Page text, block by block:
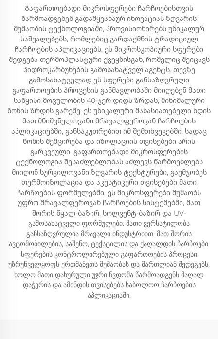
Გაფართოებადი მიკროსფერები ჩარჩოებისთვის
წარმოადგენენ გადამყვანაურ ინოვაციას ზღვარის
მუშაობის ტექნოლოგიაში, პროვისიონირებს უნიკალურ
საშუალებებს, რომლებიც გარდაქმნის ტრადიციულ
ჩარჩოების აპლიკაციებს. ეს მიკროსკოპიური სფერები
შედგება თერმოპლასტური ქვეყნისგან, რომელიც შეიცავს
ჰიდროკარბუნების გამოსახატველ აგენტს. თევზე
გამოსახატველად ეს სფერები განსაზღვრული
გაფართოების პროცესის განმავლობაში მიიღებენ მათი
საწყისი მოცულობის 40-ჯერ დიდს ზრდას, მინიმალური
წონის ზრდის გარეშე. ეს უნიკალური მახასიათებელი ხდის
მათ მნიშვნელოვანი მრავალფეროვან ჩარჩოების
აპლიკაციებში, განსაკუთრებით იმ შემთხვევებში, სადაც
წონის შემცირება და იზოლაციის თვისებები არის
გარკვეული. გაფართოებადი მიკროსფერების
ტექნოლოგია შესაძლებლობას აძლევს წარმოებლებს
მიიღონ სურვილოვანი ზღვარის ტექსტურები, გაუმჯობეს
თერმოიზოლაცია და აკუსტიკური თვისებები მათი
ჩარჩოების ფორმულებში. ეს მიკროსფერები მუშაობს
უფრო მრავალფეროვან ჩარჩოების სისტემებში, მათ
შორის წყალ-ბაზირ, სოლვენტ-ბაზირ და UV-
გამოსახატველი ფორმულები. მათი ვერსატილობა
განსაზღვრულია მრავალი ინდუსტრიით, მათ შორის
ავტომობილების, საშენო, ტექსტილის და ქაღალდის ჩარჩოები.
სფერების კონტროლირებული გაფართოების პროცესი
უზრუნველყოფს ერთმანეთს მუშაობას და მართლიან შედეგებს,
ხოლო მათი დახურული უჯრი წვდომა წარმოადგენს მაღალ
დაჭერის და ამინდის თვისებებს საბოლოო ჩარჩოების
აპლიკაციაში.